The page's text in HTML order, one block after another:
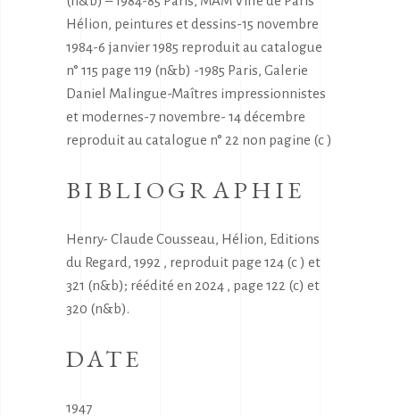
Hélion, peintures et dessins-15 novembre
1984-6 janvier 1985 reproduit au catalogue
n° 115 page 119 (n&b) -1985 Paris, Galerie
Daniel Malingue-Maîtres impressionnistes
et modernes-7 novembre- 14 décembre
reproduit au catalogue n° 22 non pagine (c )
BIBLIOGRAPHIE
Henry- Claude Cousseau, Hélion, Editions
du Regard, 1992 , reproduit page 124 (c ) et
321 (n&b); réédité en 2024 , page 122 (c) et
320 (n&b).
DATE
1947